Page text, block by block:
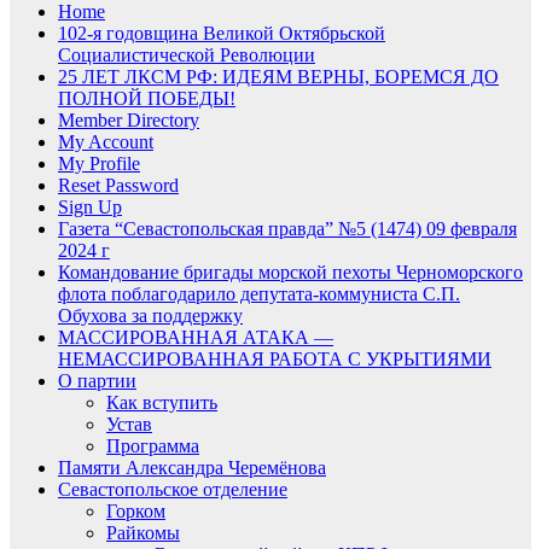
Home
102-я годовщина Великой Октябрьской
Социалистической Революции
25 ЛЕТ ЛКСМ РФ: ИДЕЯМ ВЕРНЫ, БОРЕМСЯ ДО
ПОЛНОЙ ПОБЕДЫ!
Member Directory
My Account
My Profile
Reset Password
Sign Up
Газета “Севастопольская правда” №5 (1474) 09 февраля
2024 г
Командование бригады морской пехоты Черноморского
флота поблагодарило депутата-коммуниста С.П.
Обухова за поддержку
МАССИРОВАННАЯ АТАКА —
НЕМАССИРОВАННАЯ РАБОТА С УКРЫТИЯМИ
О партии
Как вступить
Устав
Программа
Памяти Александра Черемёнова
Севастопольское отделение
Горком
Райкомы